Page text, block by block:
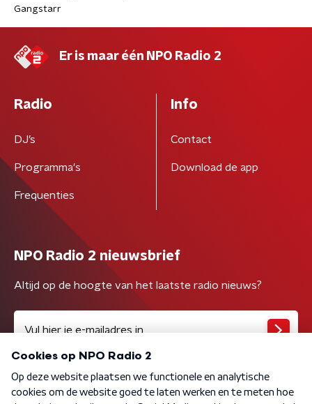
Gangstarr
Er is maar één NPO Radio 2
Radio
DJ’s
Programma's
Frequenties
Info
Contact
Download de app
NPO Radio 2 nieuwsbrief
Altijd op de hoogte van het laatste radio nieuws?